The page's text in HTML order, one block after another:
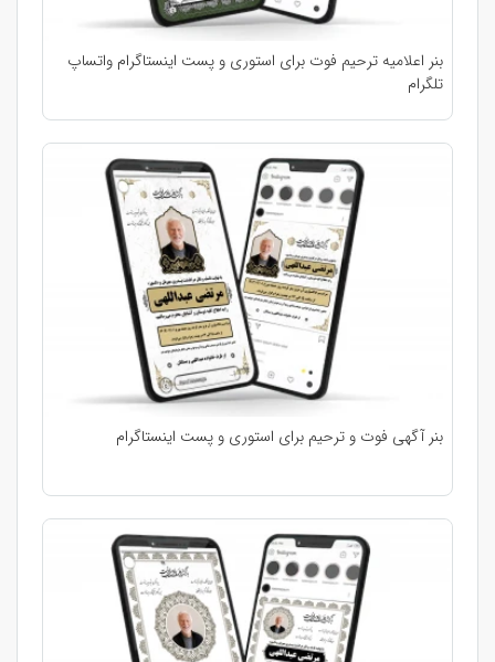
بنر اعلامیه ترحیم فوت برای استوری و پست اینستاگرام واتساپ
تلگرام
بنر آگهی فوت و ترحیم برای استوری و پست اینستاگرام